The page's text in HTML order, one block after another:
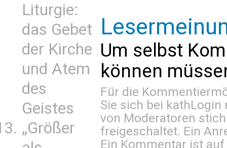
Liturgie:
das Gebet
der Kirche
und Atem
des
Geistes
„Größer
Um selbst
können
Für die
Sie sich bei kathLogin
von Moderatoren
freigeschaltet. Ein
Ein Kommentar ist